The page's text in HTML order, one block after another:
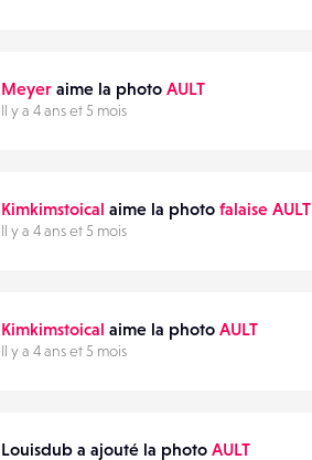
Meyer aime la photo AULT
Il y a 4 ans et 5 mois
Kimkimstoical aime la photo falaise AULT
Il y a 4 ans et 5 mois
Kimkimstoical aime la photo AULT
Il y a 4 ans et 5 mois
Louisdub a ajouté la photo AULT